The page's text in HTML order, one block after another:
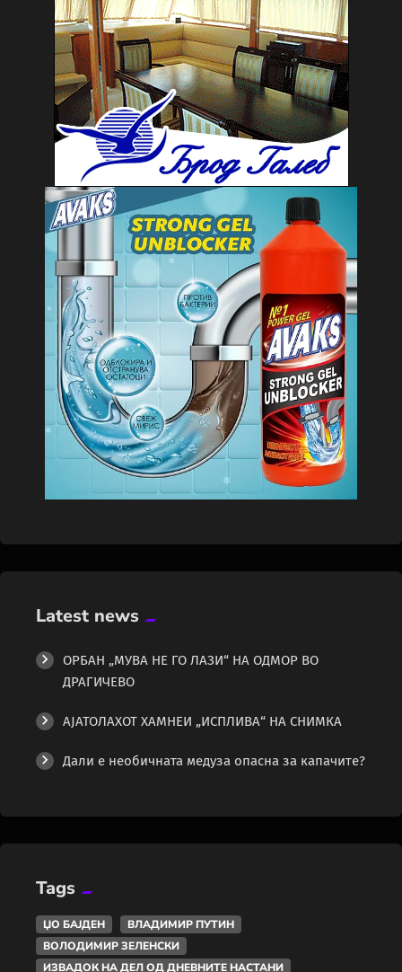
Latest news
ОРБАН „МУВА НЕ ГО ЛАЗИ“ НА ОДМОР ВО
ДРАГИЧЕВО
АЈАТОЛАХОТ ХАМНЕИ „ИСПЛИВА“ НА СНИМКА
Дали е необичната медуза опасна за капачите?
Tags
ЏО БАЈДЕН
ВЛАДИМИР ПУТИН
ВОЛОДИМИР ЗЕЛЕНСКИ
ИЗВАДОК НА ДЕЛ ОД ДНЕВНИТЕ НАСТАНИ